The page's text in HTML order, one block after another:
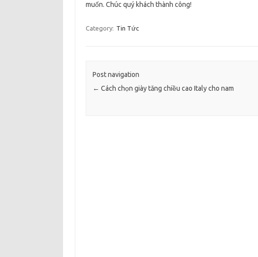
muốn. Chúc quý khách thành công!
Category: Tin Tức
Post navigation
← Cách chọn giày tăng chiều cao Italy cho nam